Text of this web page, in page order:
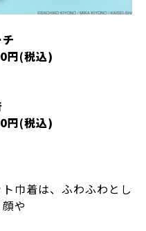
イスポーチ
円(税込)
ェイス巾着
円(税込)
巾着は、ふわふわとし
や